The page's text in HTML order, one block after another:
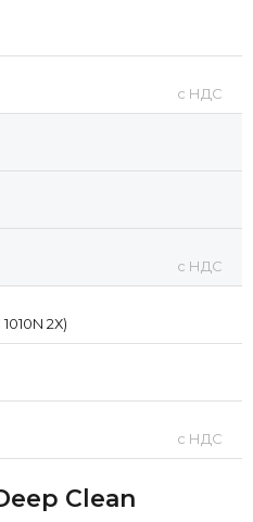
с НДС
с НДС
2Х)
с НДС
Clean